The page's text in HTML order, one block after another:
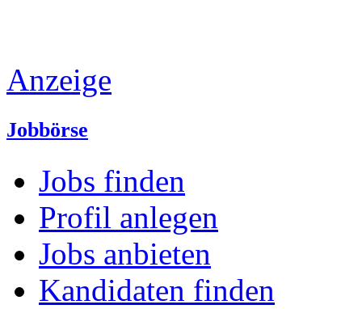
Anzeige
Jobbörse
Jobs finden
Profil anlegen
Jobs anbieten
Kandidaten finden